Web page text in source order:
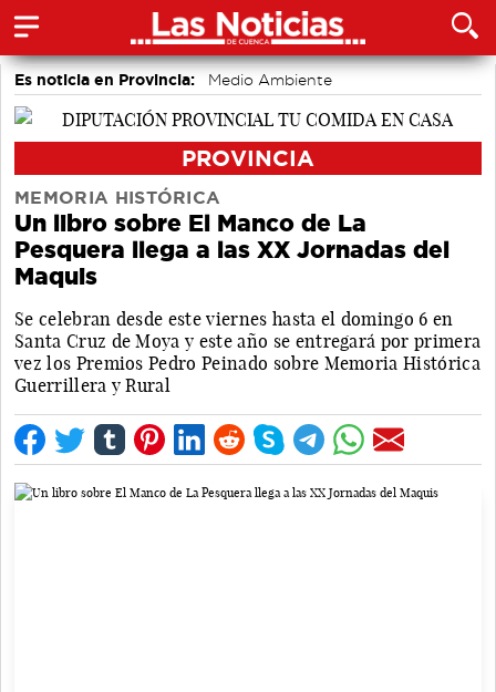
Es noticia en Provincia:
Medio Ambiente
accidentes laborales
PROVINCIA
MEMORIA HISTÓRICA
Un libro sobre El Manco de La
Pesquera llega a las XX Jornadas del
Maquis
Se celebran desde este viernes hasta el domingo 6 en
Santa Cruz de Moya y este año se entregará por primera
vez los Premios Pedro Peinado sobre Memoria Histórica
Guerrillera y Rural